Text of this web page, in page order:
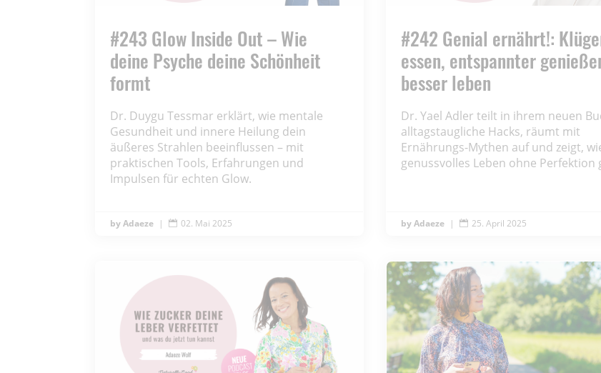
#243 Glow Inside Out – Wie
deine Psyche deine Schönheit
formt
Dr. Duygu Tessmar erklärt, wie mentale
Gesundheit und innere Heilung dein
äußeres Strahlen beeinflussen – mit
praktischen Tools, Erfahrungen und
Impulsen für echten Glow.
Adaeze |  02. Mai 2025
#242 Genial ernährt!:
essen, entspannter
besser leben
Dr. Yael Adler teilt in ihrem neuen
alltagstaugliche Hacks, räumt mit
Ernährungs-Mythen auf und zeigt,
genussvolles Leben ohne Perfektion
Adaeze |  25. April 2025